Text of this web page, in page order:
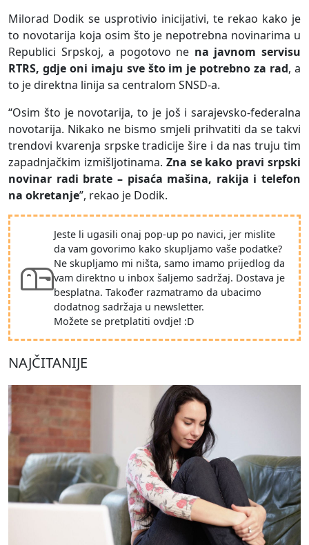
Milorad Dodik se usprotivio inicijativi, te rekao kako je
to novotarija koja osim što je nepotrebna novinarima u
Republici Srpskoj, a pogotovo ne na javnom servisu
RTRS, gdje oni imaju sve što im je potrebno za rad, a
to je direktna linija sa centralom SNSD-a.
“Osim što je novotarija, to je još i sarajevsko-federalna
novotarija. Nikako ne bismo smjeli prihvatiti da se takvi
trendovi kvarenja srpske tradicije šire i da nas truju tim
zapadnjačkim izmišljotinama. Zna se kako pravi srpski
novinar radi brate – pisaća mašina, rakija i telefon
na okretanje”, rekao je Dodik.
Jeste li ugasili onaj pop-up po navici, jer mislite
da vam govorimo kako skupljamo vaše podatke?
Ne skupljamo mi ništa, samo imamo prijedlog da
vam direktno u inbox šaljemo sadržaj. Dostava je
besplatna. Također razmatramo da ubacimo
dodatnog sadržaja u newsletter.
Možete se pretplatiti ovdje! :D
NAJČITANIJE